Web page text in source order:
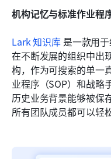
机构记忆与标准作业程
Lark 知识库 是一款用于
在不断发展的组织中出
构，作为可搜索的单一
业程序（SOP）和战略
历史业务背景能够被保
所有团队成员都可以轻